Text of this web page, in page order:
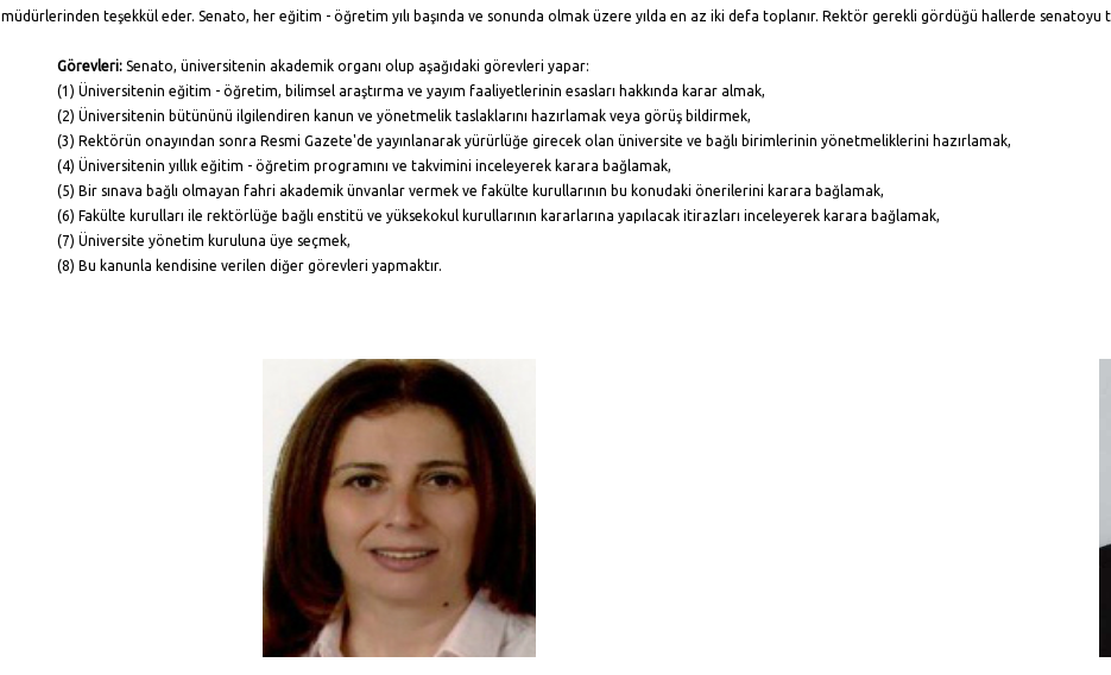
müdürlerinden teşekkül eder. Senato, her eğitim - öğretim yılı başında ve sonunda olmak üzere yılda en az iki defa toplanır. Rektör gerekli gördüğü hallerde senatoyu
Görevleri: Senato, üniversitenin akademik organı olup aşağıdaki görevleri yapar:
(1) Üniversitenin eğitim - öğretim, bilimsel araştırma ve yayım faaliyetlerinin esasları hakkında karar almak,
(2) Üniversitenin bütününü ilgilendiren kanun ve yönetmelik taslaklarını hazırlamak veya görüş bildirmek,
(3) Rektörün onayından sonra Resmi Gazete'de yayınlanarak yürürlüğe girecek olan üniversite ve bağlı birimlerinin yönetmeliklerini hazırlamak,
(4) Üniversitenin yıllık eğitim - öğretim programını ve takvimini inceleyerek karara bağlamak,
(5) Bir sınava bağlı olmayan fahri akademik ünvanlar vermek ve fakülte kurullarının bu konudaki önerilerini karara bağlamak,
(6) Fakülte kurulları ile rektörlüğe bağlı enstitü ve yüksekokul kurullarının kararlarına yapılacak itirazları inceleyerek karara bağlamak,
(7) Üniversite yönetim kuruluna üye seçmek,
(8) Bu kanunla kendisine verilen diğer görevleri yapmaktır.